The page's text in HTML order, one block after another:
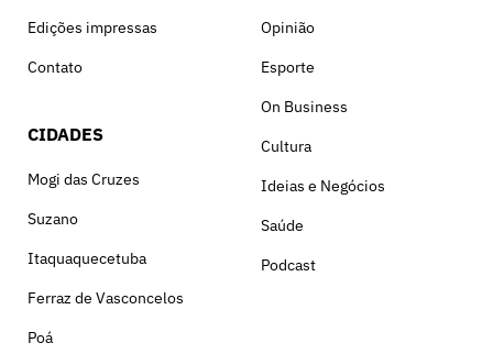
Edições impressas
Contato
CIDADES
Mogi das Cruzes
Suzano
Itaquaquecetuba
Ferraz de Vasconcelos
Poá
Opinião
Esporte
On Business
Cultura
Ideias e Negócios
Saúde
Podcast